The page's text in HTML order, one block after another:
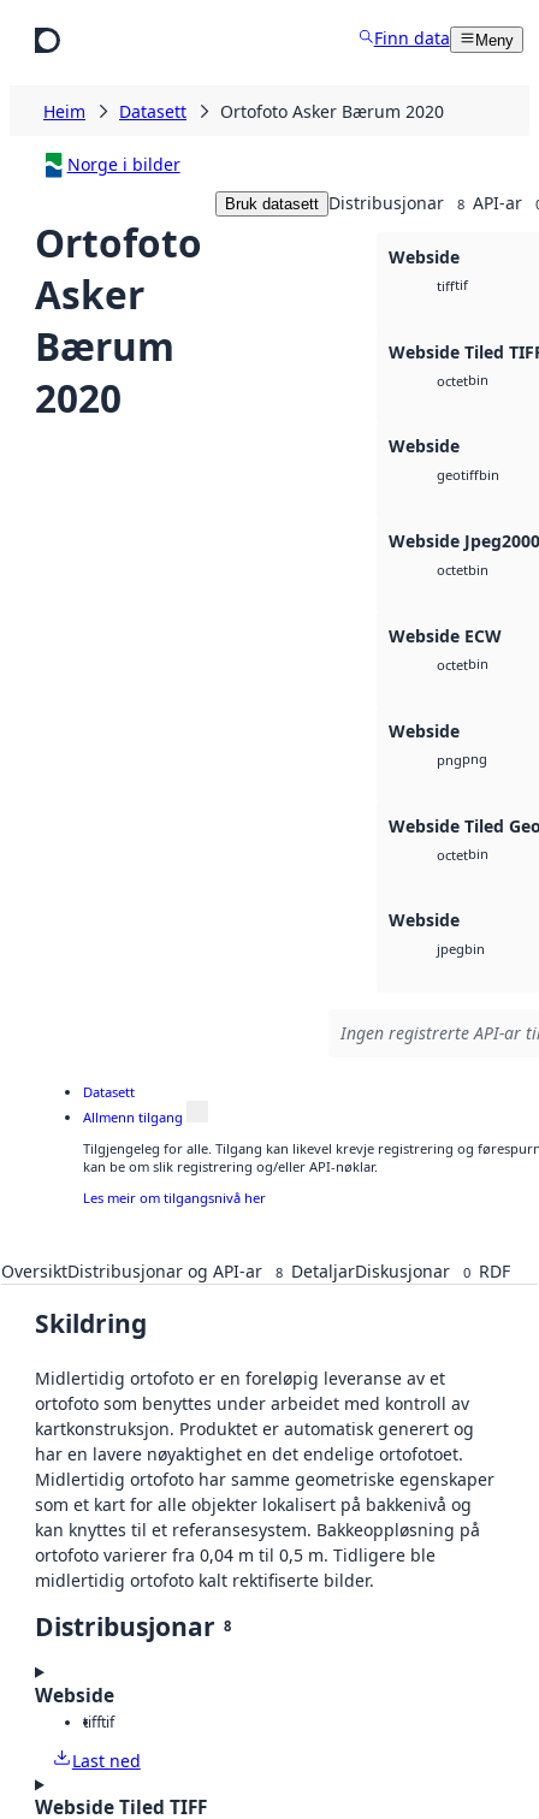
Finn data Meny
Heim Datasett Ortofoto Asker Bærum 2020
Norge i bilder
Ortofoto
Asker
Bærum
2020
Bruk datasett Distribusjonar 8 API-ar
Webside
tifftif
Webside Tiled
octetbin
Webside
geotiffbin
Webside Jpeg2000
octetbin
Webside ECW
octetbin
Webside
pngpng
Webside Tiled
octetbin
Webside
jpegbin
Ingen registrerte API-ar
Datasett
Allmenn tilgang
Tilgjengeleg for alle. Tilgang kan likevel krevje registrering og
kan be om slik registrering og/eller API-nøklar.
Les meir om tilgangsnivå her
OversiktDistribusjonar og API-ar 8 DetaljarDiskusjonar 0 RDF
Skildring
Midlertidig ortofoto er en foreløpig leveranse av et
ortofoto som benyttes under arbeidet med kontroll av
kartkonstruksjon. Produktet er automatisk generert og
har en lavere nøyaktighet en det endelige ortofotoet.
Midlertidig ortofoto har samme geometriske egenskaper
som et kart for alle objekter lokalisert på bakkenivå og
kan knyttes til et referansesystem. Bakkeoppløsning på
ortofoto varierer fra 0,04 m til 0,5 m. Tidligere ble
midlertidig ortofoto kalt rektifiserte bilder.
Distribusjonar 8
Webside
tifftif
Last ned
Webside Tiled TIFF